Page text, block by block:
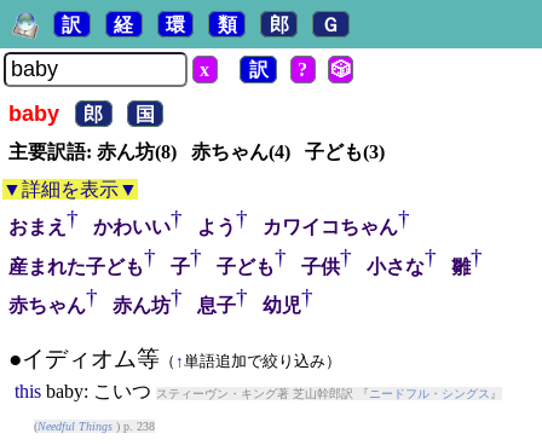
訳 経 環 類 郎 Ｇ
x 訳 ? 🎲
baby 郎
国
主要訳語: 赤ん坊(8) 赤ちゃん(4) 子ども(3)
▼詳細を表示▼
おまえ † かわいい† よう† カワイコちゃん†
産まれた子ども† 子† 子ども† 子供† 小さな† 雛†
赤ちゃん† 赤ん坊† 息子† 幼児†
●イディオム等（ ↑単語追加で絞り込み）
this baby: こいつ スティーヴン・キング著 芝山幹郎訳 『 ニードフル・シングス 』
(Needful Things) p. 238